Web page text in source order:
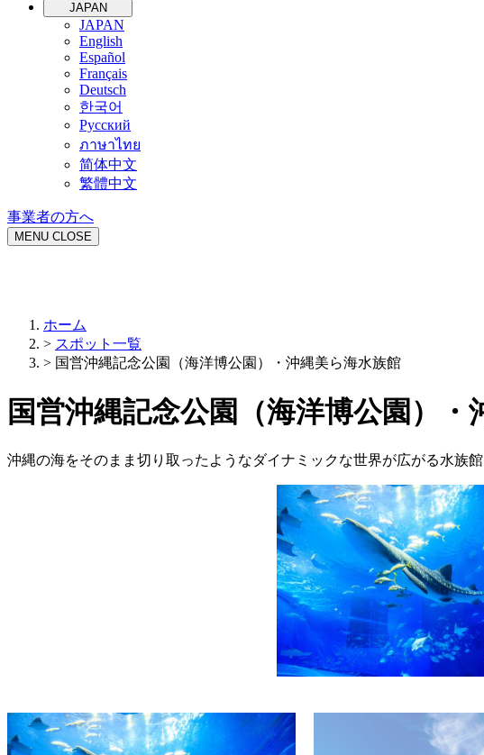
JAPAN
JAPAN
English
Español
Français
Deutsch
한국어
Русский
ภาษาไทย
简体中文
繁體中文
事業者の方へ
MENU CLOSE
ホーム
> スポット一覧
> 国営沖縄記念公園（海洋博公園）・沖縄美ら海水族館
国営沖縄記念公園（海洋博公園）・
沖縄の海をそのまま切り取ったようなダイナミックな世界が広がる水族館